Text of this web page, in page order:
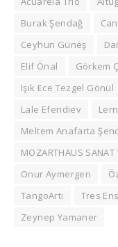
Burak Şendağ
Ceyhun Güneş
Elif Önal
Görkem
Işık Ece Tezgel Gönül
Lale Efendiev
Meltem Anafarta
MOZARTHAUS SANAT
Onur Aymergen
TangoArtı
Tres
Zeynep Yamaner